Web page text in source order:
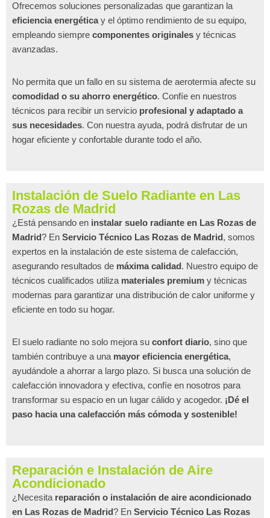
Ofrecemos soluciones personalizadas que garantizan la
eficiencia energéticay el óptimo rendimiento de su equipo,
empleando siempre componentes originales y técnicas
avanzadas.
No permita que un fallo en su sistema de aerotermia afecte su
comodidad o su ahorro energético. Confíe en nuestros
técnicos para recibir un servicio profesional y adaptado a
sus necesidades. Con nuestra ayuda, podrá disfrutar de un
hogar eficiente y confortable durante todo el año.
Instalación de Suelo Radiante en Las
Rozas de Madrid
¿Está pensando en instalar suelo radiante en Las Rozas de
Madrid? En Servicio Técnico Las Rozas de Madrid , somos
expertos en la instalación de este sistema de calefacción,
asegurando resultados de máxima calidad . Nuestro equipo de
técnicos cualificados utiliza materiales premium y técnicas
modernas para garantizar una distribución de calor uniforme y
eficiente en todo su hogar.
El suelo radiante no solo mejora su confort diario, sino que
también contribuye a una mayor eficiencia energética,
ayudándole a ahorrar a largo plazo. Si busca una solución de
calefacción innovadora y efectiva, confíe en nosotros para
transformar su espacio en un lugar cálido y acogedor. ¡Dé el
paso hacia una calefacción más cómoda y sostenible!
Reparación e Instalación de Aire
Acondicionado
¿Necesita reparación o instalación de aire acondicionado
en Las Rozas de Madrid? En Servicio Técnico Las Rozas